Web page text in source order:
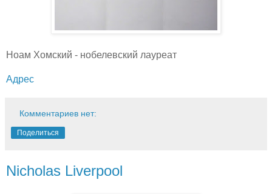
Ноам Хомский - нобелевский лауреат
Адрес
Комментариев нет:
Поделиться
Nicholas Liverpool